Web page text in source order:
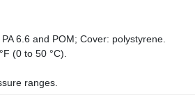
6.6 and POM; Cover: polystyrene.
(0 to 50 °C).
ranges.